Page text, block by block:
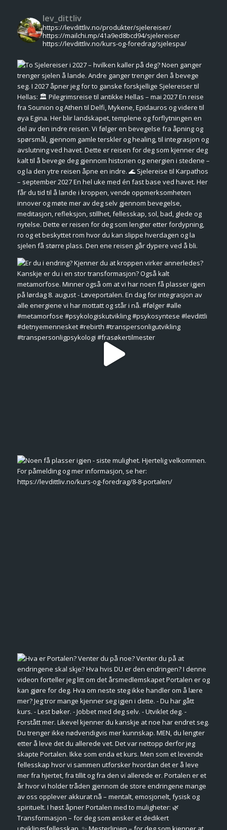
lev_dittliv
https://levdittliv.no/produkter/sjelereiser/
https://mailchi.mp/41a9ed8bcd94/sjelereiser
https://levdittliv.no/kurs-og-foredrag/sjelespa/